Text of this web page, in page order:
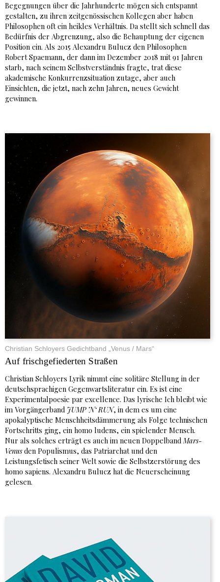
Begegnungen über die Jahrhunderte mögen sich entspannt
gestalten, zu ihren zeitgenössischen Kollegen aber haben
Philosophen oft ein heikles Verhältnis. Da stellt sich schnell das
Bedürfnis der Abgrenzung, also die Behauptung der eigenen
Position ein. Als 2015 Alexandru Bulucz den Philosophen
Robert Spaemann, der dann im Dezember 2018 mit 91 Jahren
starb, nach seinem Selbstverständnis fragte, trat diese
akademische Konkurrenzsituation zutage, aber auch
Einsichten, die jetzt, nach zehn Jahren, neues Gewicht
gewinnen.
Christian Schloyers Gedichtband „Venus / Mars“
Auf frischgefiederten Straßen
Christian Schloyers Lyrik nimmt eine solitäre Stellung in der
deutschsprachigen Gegenwartsliteratur ein. Es ist eine
Experimentalpoesie par excellence. Das lyrische Ich bleibt wie
im Vorgängerband JUMP ’N‘ RUN, in dem es um eine
apokalyptische Menschheitsdämmerung als Folge technischen
Fortschritts ging, ein homo ludens, ein spielender Mensch.
Nur als solches erträgt es auch im neuen DoppelbandMars-
Venusden Populismus, das Patriarchat und den
Leistungsfetisch seiner Welt sowie die Selbstzerstörung des
homo sapiens. Alexandru Bulucz hat die Neuerscheinung
gelesen.